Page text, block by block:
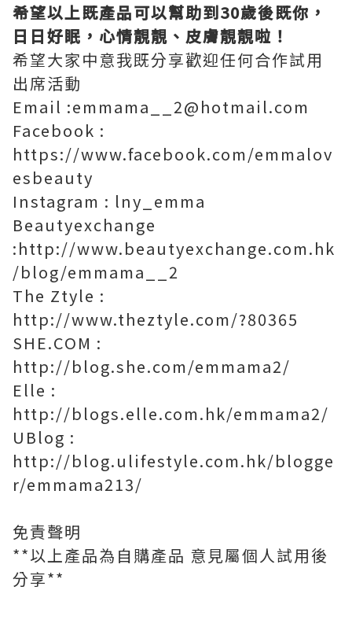
希望以上既產品可以幫助到30歲後既你，
日日好眠，心情靚靚、皮膚靚靚啦！
希望大家中意我既分享歡迎任何合作試用
出席活動
Email :emmama__2@hotmail.com
Facebook :
https://www.facebook.com/emmalov
esbeauty
Instagram : lny_emma
Beautyexchange
:http://www.beautyexchange.com.hk
/blog/emmama__2
The Ztyle :
http://www.theztyle.com/?80365
SHE.COM :
http://blog.she.com/emmama2/
Elle :
http://blogs.elle.com.hk/emmama2/
UBlog :
http://blog.ulifestyle.com.hk/blogge
r/emmama213/
免責聲明
**以上產品為自購產品 意見屬個人試用後
分享**